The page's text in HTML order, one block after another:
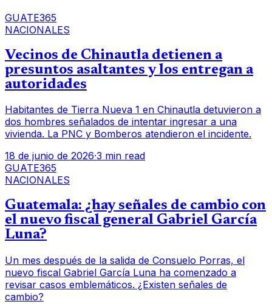
GUATE365
NACIONALES
Vecinos de Chinautla detienen a
presuntos asaltantes y los entregan a
autoridades
Habitantes de Tierra Nueva 1 en Chinautla detuvieron a
dos hombres señalados de intentar ingresar a una
vivienda. La PNC y Bomberos atendieron el incidente.
18 de junio de 2026·3 min read
GUATE365
NACIONALES
Guatemala: ¿hay señales de cambio con
el nuevo fiscal general Gabriel García
Luna?
Un mes después de la salida de Consuelo Porras, el
nuevo fiscal Gabriel García Luna ha comenzado a
revisar casos emblemáticos. ¿Existen señales de
cambio?